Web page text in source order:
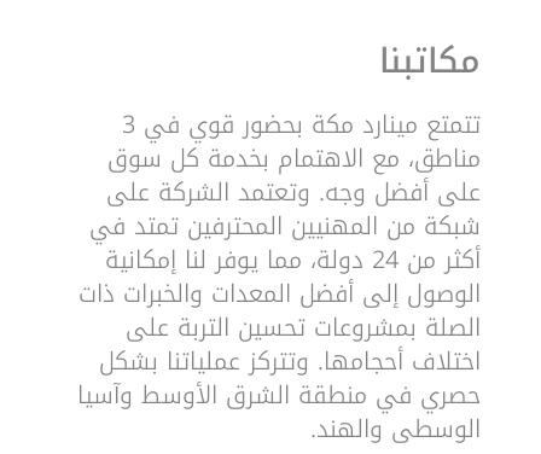
مكاتبنا
تتمتع مينارد مكة بحضور قوي في 3
مناطق، مع الاهتمام بخدمة كل سوق
على أفضل وجه. وتعتمد الشركة على
شبكة من المهنيين المحترفين تمتد في
أكثر من 24 دولة، مما يوفر لنا إمكانية
الوصول إلى أفضل المعدات والخبرات ذات
الصلة بمشروعات تحسين التربة على
اختلاف أحجامها. وتتركز عملياتنا بشكل
حصري في منطقة الشرق الأوسط وآسيا
الوسطى والهند.